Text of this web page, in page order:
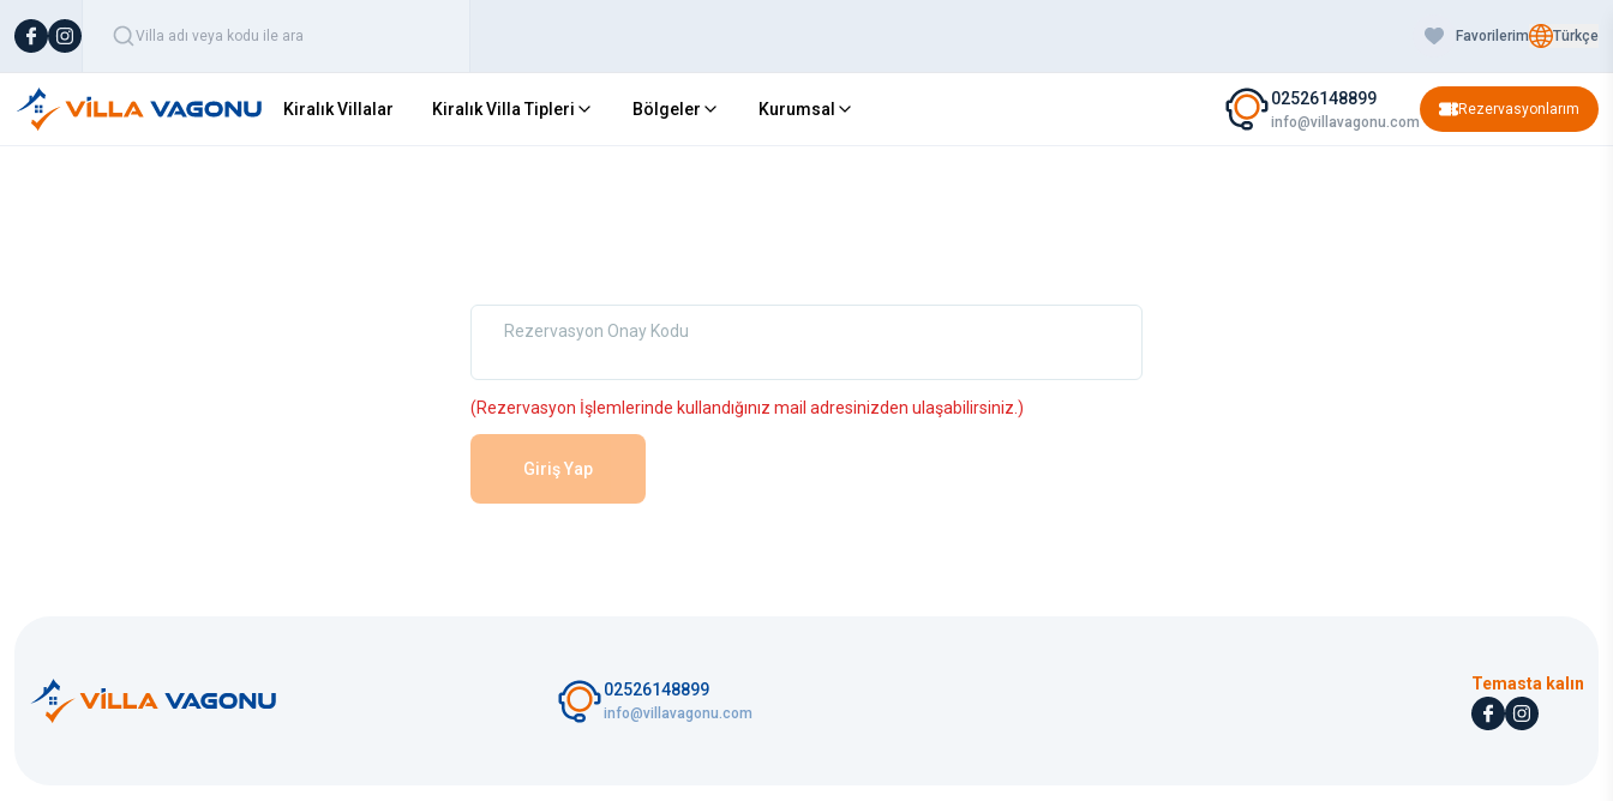
Favorilerim Türkçe
Kiralık Villalar Kiralık Villa Tipleri Bölgeler Kurumsal
02526148899
info@villavagonu.com
Rezervasyonlarım
Rezervasyon Onay Kodu
(Rezervasyon İşlemlerinde kullandığınız mail adresinizden ulaşabilirsiniz.)
Giriş Yap
02526148899
info@villavagonu.com
Temasta kalın